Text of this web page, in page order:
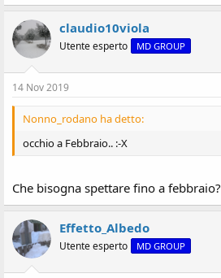
claudio10viola
Utente esperto MD GROUP
14 Nov 2019
Nonno_rodano ha detto:
occhio a Febbraio.. :-X
Che bisogna spettare fino a febbraio?
Effetto_Albedo
Utente esperto MD GROUP